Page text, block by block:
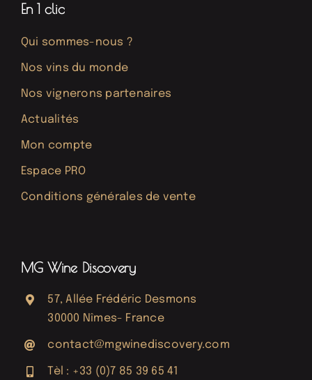
En 1 clic
Qui sommes-nous ?
Nos vins du monde
Nos vignerons partenaires
Actualités
Mon compte
Espace PRO
Conditions générales de vente
MG Wine Discovery
57, Allée Frédéric Desmons
30000 Nîmes- France
contact@mgwinediscovery.com
Tèl : +33 (0)7 85 39 65 41